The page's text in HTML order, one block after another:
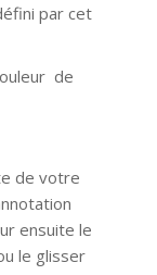
par cet
de
de votre
ensuite le
le glisser